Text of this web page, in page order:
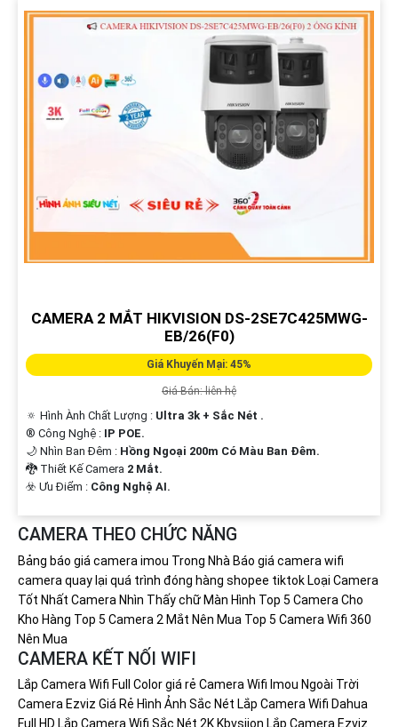
CAMERA 2 MẮT HIKVISION DS-2SE7C425MWG-
EB/26(F0)
Giá Khuyến Mại: 45%
Giá Bán: liên hệ
🔅 Hình Ành Chất Lượng : Ultra 3k + Sắc Nét .
®️ Công Nghệ : IP POE.
🌙 Nhìn Ban Đêm : Hồng Ngoại 200m Có Màu Ban Ðêm.
🐉️ Thiết Kế Camera 2 Mắt.
️☣️ Ưu Điểm : Công Nghệ AI.
CAMERA THEO CHỨC NĂNG
Bảng báo giá camera imou Trong Nhà Báo giá camera wifi
camera quay lại quá trình đóng hàng shopee tiktok Loại Camera
Tốt Nhất Camera Nhìn Thấy chữ Màn Hình Top 5 Camera Cho
Kho Hàng Top 5 Camera 2 Mắt Nên Mua Top 5 Camera Wifi 360
Nên Mua
CAMERA KẾT NỐI WIFI
Lắp Camera Wifi Full Color giá rẻ Camera Wifi Imou Ngoài Trời
Camera Ezviz Giá Rẻ Hình Ảnh Sắc Nét Lắp Camera Wifi Dahua
Full HD Lắp Camera Wifi Sắc Nét 2K Kbvsiion Lắp Camera Ezviz